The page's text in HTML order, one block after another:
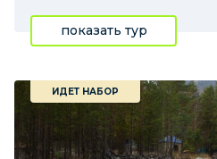
показать тур
ИДЕТ НАБОР